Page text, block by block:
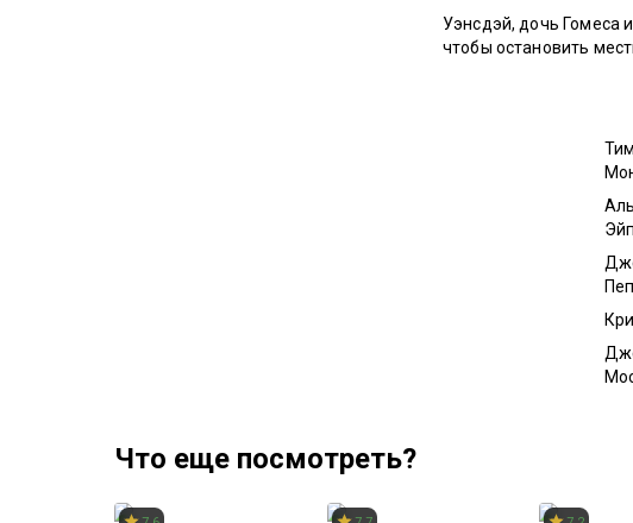
Уэнсдэй, дочь Гомеса
чтобы остановить
Что еще посмотреть?